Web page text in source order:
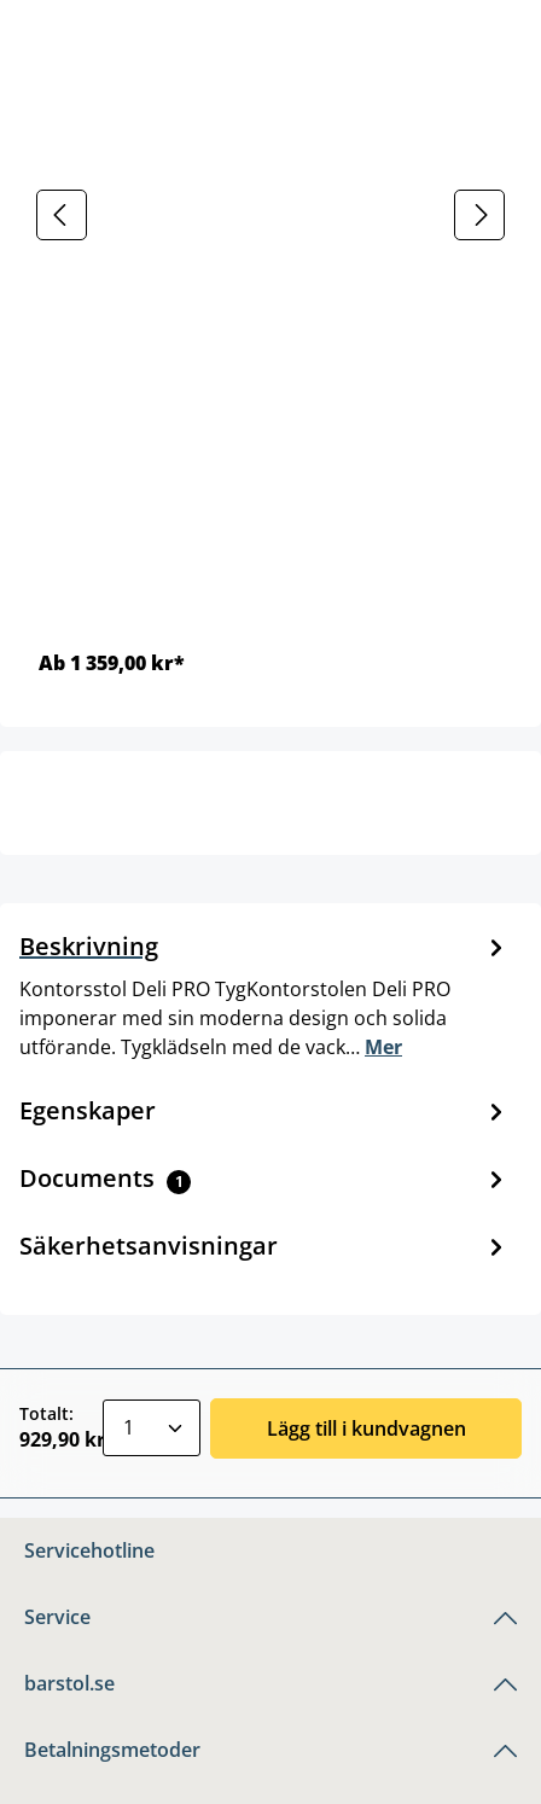
Ab 1 359,00 kr*
Beskrivning
Kontorsstol Deli PRO TygKontorstolen Deli PRO
imponerar med sin moderna design och solida
utförande. Tygklädseln med de vack… Mer
Egenskaper
Documents 1
Säkerhetsanvisningar
Totalt:
929,90 kr Lägg till i kundvagnen
Servicehotline
Service
barstol.se
Betalningsmetoder